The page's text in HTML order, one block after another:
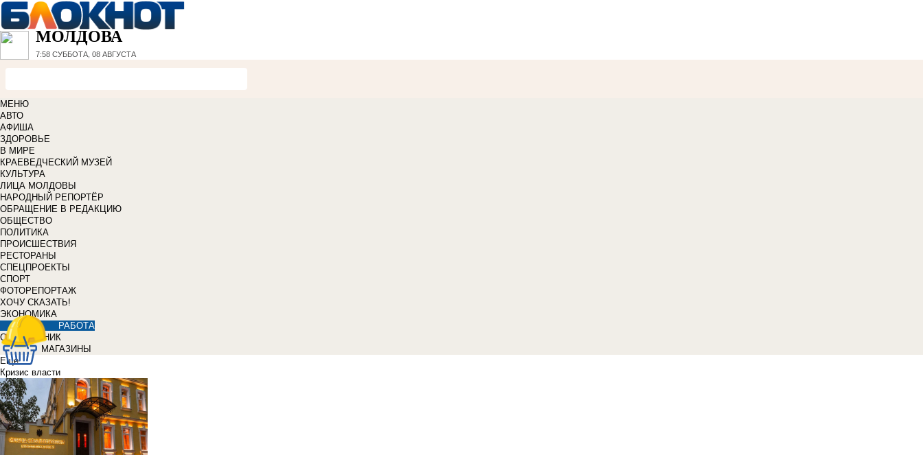
МОЛДОВА
7:58 СУББОТА, 08 АВГУСТА
МЕНЮ
АВТО
АФИША
ЗДОРОВЬЕ
В МИРЕ
КРАЕВЕДЧЕСКИЙ МУЗЕЙ
КУЛЬТУРА
ЛИЦА МОЛДОВЫ
НАРОДНЫЙ РЕПОРТЁР
ОБРАЩЕНИЕ В РЕДАКЦИЮ
ОБЩЕСТВО
ПОЛИТИКА
ПРОИСШЕСТВИЯ
РЕСТОРАНЫ
СПЕЦПРОЕКТЫ
СПОРТ
ФОТОРЕПОРТАЖ
ХОЧУ СКАЗАТЬ!
ЭКОНОМИКА
РАБОТА
СПРАВОЧНИК
МАГАЗИНЫ
Еще
Кризис власти